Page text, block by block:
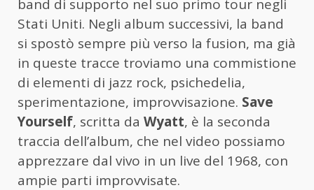
band di supporto nel suo primo tour negli
Stati Uniti. Negli album successivi, la band
si spostò sempre più verso la fusion, ma già
in queste tracce troviamo una commistione
di elementi di jazz rock, psichedelia,
sperimentazione, improvvisazione. Save
Yourself, scritta da Wyatt, è la seconda
traccia dell’album, che nel video possiamo
apprezzare dal vivo in un live del 1968, con
ampie parti improvvisate.